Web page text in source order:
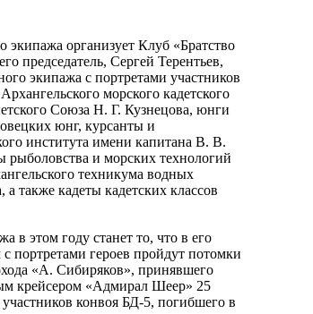
экипажа организует Клуб «Братство
председатель, Сергей Терентьев,
экипажа с портретами участников
морского кадетского
Союза Н. Г. Кузнецова, юнги
юнг, курсанты и
института имени капитана В. В.
и морских технологий
техникума водных
также кадеты кадетских классов
в этом году станет то, что в его
портретами героев пройдут потомки
«А. Сибиряков», принявшего
крейсером «Адмирал Шеер» 25
конвоя БД-5, погибшего в